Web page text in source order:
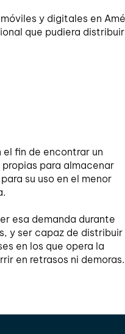
y digitales en
que pudiera
fin de encontrar un
para almacenar
su uso en el menor
esa demanda durante
y ser capaz de distribuir
en los que opera la
en retrasos ni demoras.